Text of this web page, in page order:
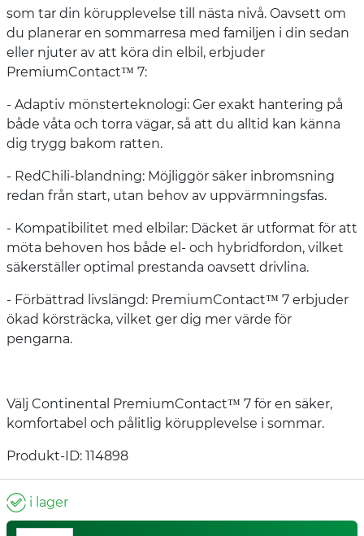
som tar din körupplevelse till nästa nivå. Oavsett om
du planerar en sommarresa med familjen i din sedan
eller njuter av att köra din elbil, erbjuder
PremiumContact™ 7:
- Adaptiv mönsterteknologi: Ger exakt hantering på
både våta och torra vägar, så att du alltid kan känna
dig trygg bakom ratten.
- RedChili-blandning: Möjliggör säker inbromsning
redan från start, utan behov av uppvärmningsfas. ​
- Kompatibilitet med elbilar: Däcket är utformat för att
möta behoven hos både el- och hybridfordon, vilket
säkerställer optimal prestanda oavsett drivlina. ​
- Förbättrad livslängd: PremiumContact™ 7 erbjuder
ökad körsträcka, vilket ger dig mer värde för
pengarna. ​
Välj Continental PremiumContact™ 7 för en säker,
komfortabel och pålitlig körupplevelse i sommar.​
Produkt-ID: 114898
i lager